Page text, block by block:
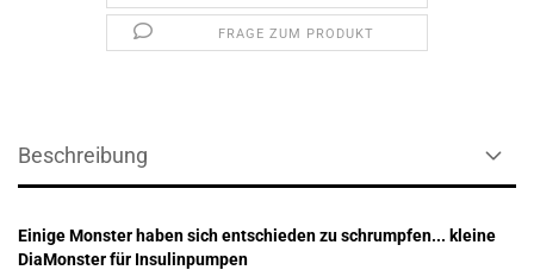
FRAGE ZUM PRODUKT
Beschreibung
Einige Monster haben sich entschieden zu schrumpfen... kleine
DiaMonster für Insulinpumpen